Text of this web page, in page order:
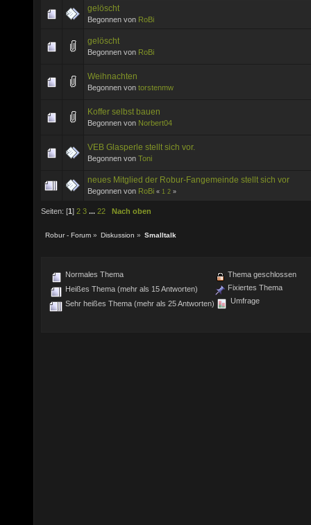
gelöscht
Begonnen von RoBi
gelöscht
Begonnen von RoBi
Weihnachten
Begonnen von torstenmw
Koffer selbst bauen
Begonnen von Norbert04
VEB Glasperle stellt sich vor.
Begonnen von Toni
neues Mitglied der Robur-Fangemeinde stellt sich vor
Begonnen von RoBi « 1 2 »
Seiten: [1] 2 3 ... 22 Nach oben
Robur - Forum » Diskussion » Smalltalk
Normales Thema
Heißes Thema (mehr als 15 Antworten)
Sehr heißes Thema (mehr als 25 Antworten)
Thema geschlossen
Fixiertes Thema
Umfrage